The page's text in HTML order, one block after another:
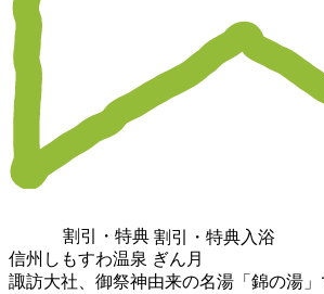
割引・特典 割引・特典入浴
信州しもすわ温泉 ぎん月
諏訪大社、御祭神由来の名湯「錦の湯